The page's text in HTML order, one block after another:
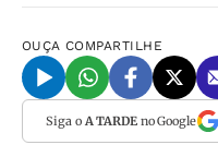
OUÇA COMPARTILHE
Siga o A TARDEno Google